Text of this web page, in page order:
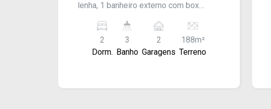
lenha, 1 banheiro externo com box
sala com painel de TV, 1 banheiro social
com box blindex e garagem para 2
carros com portão eletrônico. Com
2
Dorm.
3
Banho
2
Garagens
188m²
Terreno